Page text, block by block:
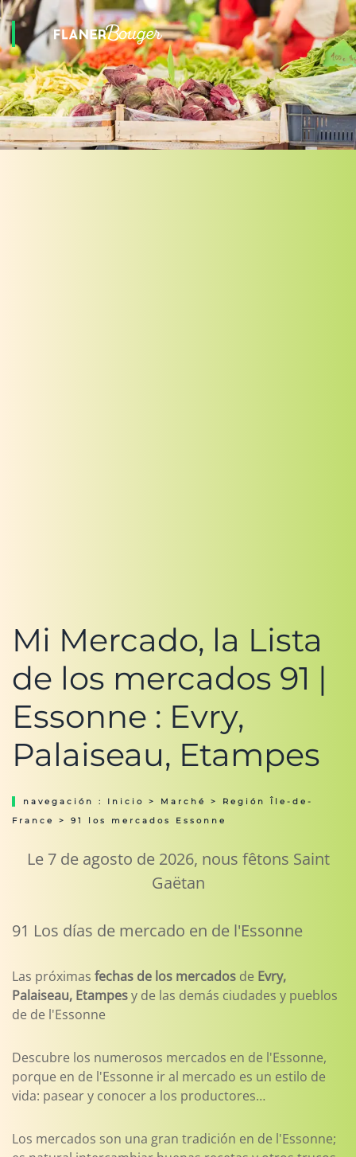
Mi Mercado, la Lista
de los mercados 91 |
Essonne : Evry,
Palaiseau, Etampes
navegación : Inicio > Marché > Región Île-de-
France
> 91 los mercados Essonne
Le 7 de agosto de 2026, nous fêtons Saint
Gaëtan
91 Los días de mercado en de l'Essonne
Las próximas fechas de los mercados de Evry,
Palaiseau, Etampesy de las demás ciudades y pueblos
de de l'Essonne
Descubre los numerosos mercados en de l'Essonne,
porque en de l'Essonne ir al mercado es un estilo de
vida: pasear y conocer a los productores…
Los mercados son una gran tradición en de l'Essonne;